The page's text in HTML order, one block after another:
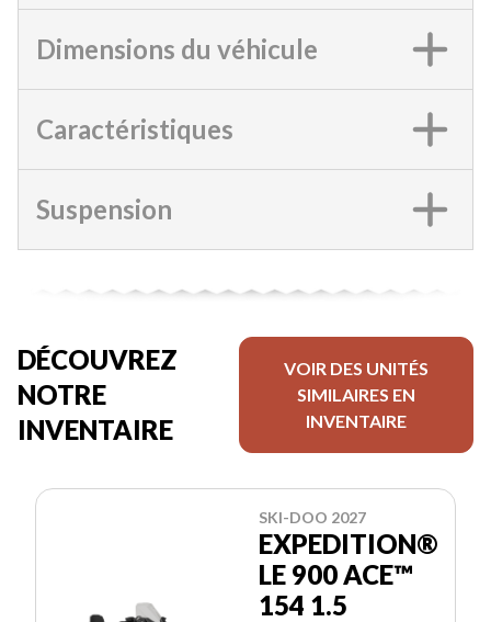
Dimensions du véhicule
Caractéristiques
Suspension
DÉCOUVREZ
NOTRE
INVENTAIRE
VOIR DES UNITÉS
SIMILAIRES EN
INVENTAIRE
SKI-DOO 2027
EXPEDITION®
LE 900 ACE™
154 1.5